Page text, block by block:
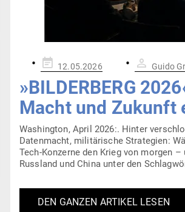
Gepostet
am
12.05.2026 Guido
»BIL­DERBERG
Macht und Zukunft
Washington, April 2026:. Hinter
Daten­macht, mili­tä­rische Stra­tegien:
Tech-Kon­­­zerne den Krieg von morgen
Russland und China unter den
DEN GANZEN ARTIKEL LESEN